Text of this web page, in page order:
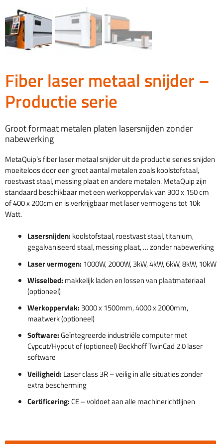
Fiber laser metaal snijder –
Productie serie
Groot formaat metalen platen lasersnijden zonder
nabewerking
MetaQuip’s fiber laser metaal snijder uit de productie series snijden
moeiteloos door een groot aantal metalen zoals koolstofstaal,
roestvast staal, messing plaat en andere metalen. MetaQuip zijn
standaard beschikbaar met een werkoppervlak van 300 x 150 cm
of 400 x 200cm en is verkrijgbaar met laser vermogens tot 10k
Watt.
Lasersnijden: koolstofstaal, roestvast staal, titanium,
gegalvaniseerd staal, messing plaat, … zonder nabewerking
Laser vermogen: 1000W, 2000W, 3kW, 4kW, 6kW, 8kW, 10kW
Wisselbed: makkelijk laden en lossen van plaatmateriaal
(optioneel)
Werkoppervlak: 3000 x 1500mm, 4000 x 2000mm,
maatwerk (optioneel)
Software:Geïntegreerde industriële computer met
Cypcut/Hypcut of (optioneel) Beckhoff TwinCad 2.0 laser
software
Veiligheid: Laser class 3R – veilig in alle situaties zonder
extra bescherming
Certificering: CE – voldoet aan alle machinerichtlijnen